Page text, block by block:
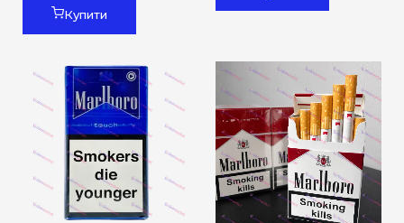
Купити